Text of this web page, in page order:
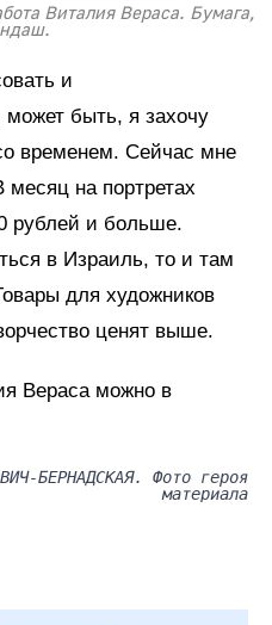
Виталия Вераса. Бумага,
и
быть, я захочу
временем. Сейчас мне
месяц на портретах
рублей и больше.
в Израиль, то и там
для художников
ценят выше.
Вераса можно в
БЕРНАДСКАЯ. Фото героя
материала